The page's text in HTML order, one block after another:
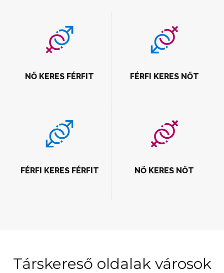
NŐ KERES FÉRFIT FÉRFI KERES NŐT
FÉRFI KERES FÉRFIT NŐ KERES NŐT
Társkereső oldalak városok